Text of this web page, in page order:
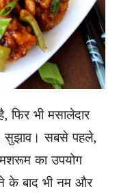
भी मसालेदार
सुझाव। सबसे पहले,
का उपयोग
के बाद भी नम और